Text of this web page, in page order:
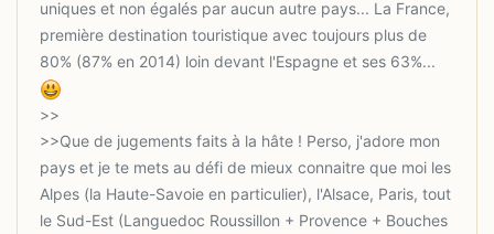
uniques et non égalés par aucun autre pays... La France,
première destination touristique avec toujours plus de
80% (87% en 2014) loin devant l'Espagne et ses 63%...
>>Que de jugements faits à la hâte ! Perso, j'adore mon
pays et je te mets au défi de mieux connaitre que moi les
Alpes (la Haute-Savoie en particulier), l'Alsace, Paris, tout
le Sud-Est (Languedoc Roussillon + Provence + Bouches